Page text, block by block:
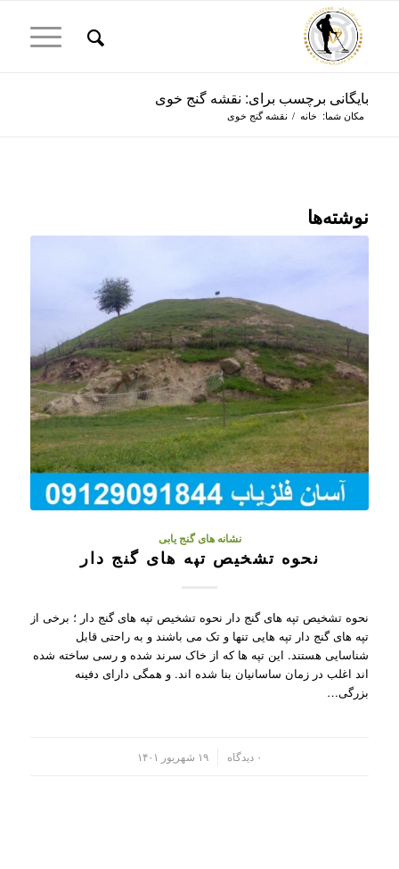
بایگانی برچسب برای: نقشه گنج خوی
مکان شما: خانه / نقشه گنج خوی
نوشته‌ها
نشانه های گنج یابی
نحوه تشخیص تپه های گنج دار
نحوه تشخیص تپه های گنج دار نحوه تشخیص تپه های گنج دار ؛ برخی از
تپه های گنج دار تپه هایی تنها و تک می باشند و به راحتی قابل
شناسایی هستند. این تپه ها که از خاک سرند شده و رسی ساخته شده
اند اغلب در زمان ساسانیان بنا شده اند. و همگی دارای دفینه
بزرگی…
۰ دیدگاه ۱۹ شهریور ۱۴۰۱